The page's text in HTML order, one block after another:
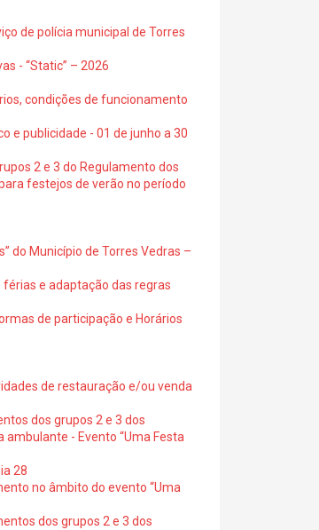
de polícia municipal de Torres
- “Static” – 2026
condições de funcionamento
e publicidade - 01 de junho a 30
2 e 3 do Regulamento dos
festejos de verão no período
do Município de Torres Vedras –
e adaptação das regras
de participação e Horários
de restauração e/ou venda
dos grupos 2 e 3 dos
- Evento “Uma Festa
28
no âmbito do evento “Uma
dos grupos 2 e 3 dos